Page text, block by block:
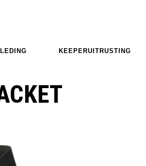
KEEPERUITRUSTING